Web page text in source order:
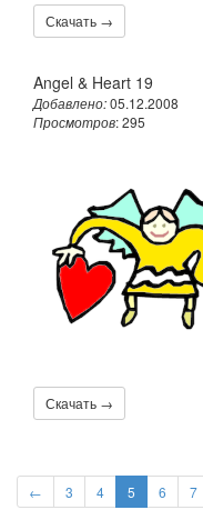
Скачать →
Angel & Heart 19
Добавлено:05.12.2008
Просмотров: 295
Скачать →
← 3 4 5 6 7